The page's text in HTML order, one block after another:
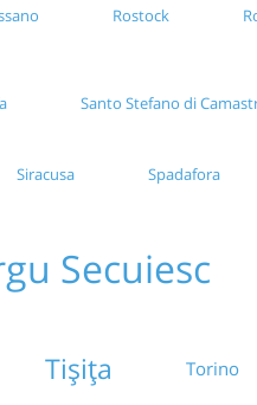
Rostock
Santo Stefano di
Siracusa Spadafora
Secuiesc
Tișița Torino